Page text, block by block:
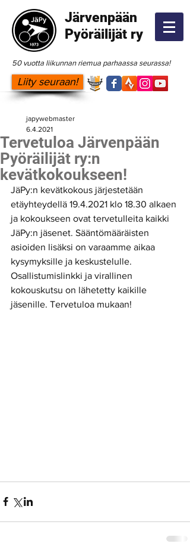
Järvenpään
Pyöräilijät ry
50 vuotta liikunnan riemua parhaassa seurassa!
Liity seuraan!
Tervetuloa Järvenpään
Pyöräilijät ry:n
kevätkokoukseen!
japywebmaster
6.4.2021
JäPy:n kevätkokous järjestetään
etäyhteydellä 19.4.2021 klo 18.30 alkaen
ja kokoukseen ovat tervetulleita kaikki
JäPy:n jäsenet. Sääntömääräisten
asioiden lisäksi on varaamme aikaa
kysymyksille ja keskustelulle.
Osallistumislinkki ja virallinen
kokouskutsu on lähetetty kaikille
jäsenille. Tervetuloa mukaan!